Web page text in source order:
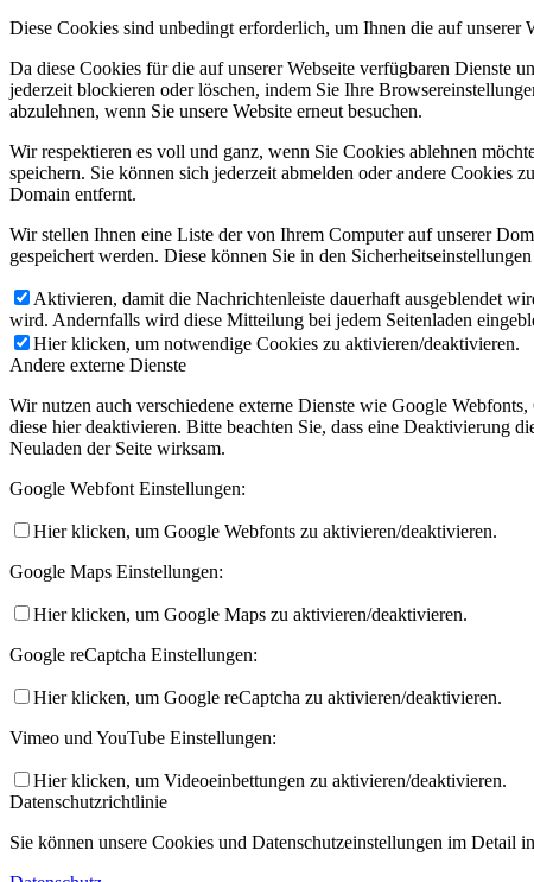
Diese Cookies sind unbedingt erforderlich, um Ihnen die auf
Da diese Cookies für die auf unserer Webseite verfügbaren Dienste
jederzeit blockieren oder löschen, indem Sie Ihre
abzulehnen, wenn Sie unsere Website erneut besuchen.
Wir respektieren es voll und ganz, wenn Sie Cookies ablehnen
speichern. Sie können sich jederzeit abmelden oder andere Cookies
Domain entfernt.
Wir stellen Ihnen eine Liste der von Ihrem Computer auf unserer
gespeichert werden. Diese können Sie in den
Aktivieren, damit die Nachrichtenleiste dauerhaft ausgeblendet
wird. Andernfalls wird diese Mitteilung bei jedem Seitenladen
Hier klicken, um notwendige Cookies zu aktivieren/deaktivieren.
Andere externe Dienste
Wir nutzen auch verschiedene externe Dienste wie Google
diese hier deaktivieren. Bitte beachten Sie, dass eine Deaktivierung
Neuladen der Seite wirksam.
Google Webfont Einstellungen:
Hier klicken, um Google Webfonts zu aktivieren/deaktivieren.
Google Maps Einstellungen:
Hier klicken, um Google Maps zu aktivieren/deaktivieren.
Google reCaptcha Einstellungen:
Hier klicken, um Google reCaptcha zu aktivieren/deaktivieren.
Vimeo und YouTube Einstellungen:
Hier klicken, um Videoeinbettungen zu aktivieren/deaktivieren.
Datenschutzrichtlinie
Sie können unsere Cookies und Datenschutzeinstellungen im Detail